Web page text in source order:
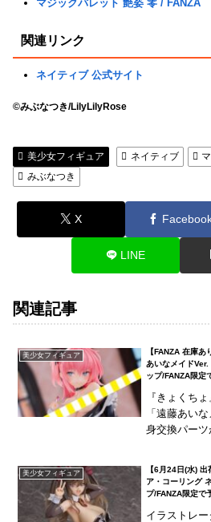
マジックバレット 艶姿 零 / FANZA
関連リンク
ネイティブ 公式サイト
©みぶなつき/LilyLilyRose
美少女フィギュア ネイティブ
みぶなつき
X
LINE
関連記事
美少女フィギュア
【FANZA 在庫
あいなメイドVer.
ップ/FANZA限定
『きょくち
「遠藤あい
身交換パーツ
美少女フィギュア
【6月24日(水)
ア・コーリング
プ/FANZA限定で
イラストレ